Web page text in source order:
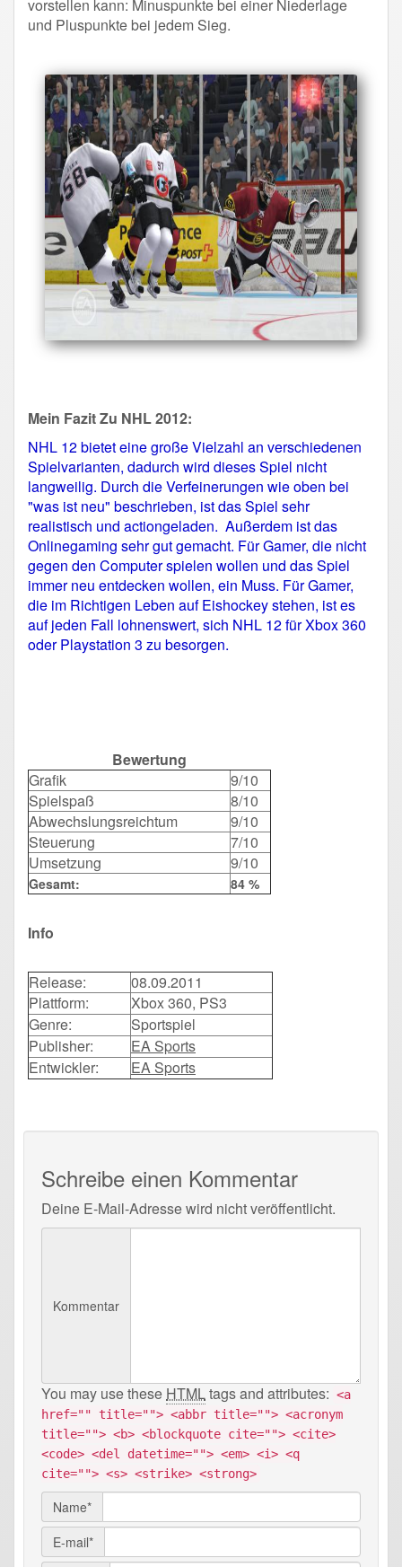
vorstellen kann: Minuspunkte bei einer Niederlage
und Pluspunkte bei jedem Sieg.
Mein Fazit Zu NHL 2012:
NHL 12 bietet eine große Vielzahl an verschiedenen
Spielvarianten, dadurch wird dieses Spiel nicht
langweilig. Durch die Verfeinerungen wie oben bei
"was ist neu" beschrieben, ist das Spiel sehr
realistisch und actiongeladen. Außerdem ist das
Onlinegaming sehr gut gemacht. Für Gamer, die nicht
gegen den Computer spielen wollen und das Spiel
immer neu entdecken wollen, ein Muss. Für Gamer,
die im Richtigen Leben auf Eishockey stehen, ist es
auf jeden Fall lohnenswert, sich NHL 12 für Xbox 360
oder Playstation 3 zu besorgen.
Bewertung
Grafik
9/10
Spielspaß
8/10
Abwechslungsreichtum
9/10
Steuerung
7/10
Umsetzung
9/10
Gesamt: 84 %
Info
Release:
08.09.2011
Plattform:
Xbox 360, PS3
Genre:
Sportspiel
Publisher:
EA Sports
Entwickler:
EA Sports
Schreibe einen Kommentar
Deine E-Mail-Adresse wird nicht veröffentlicht.
Kommentar
You may use these HTMLtags and attributes: <a
href="" title=""> <abbr title=""> <acronym
title=""> <b> <blockquote cite=""> <cite>
<code> <del datetime=""> <em> <i> <q
cite=""> <s> <strike> <strong>
Name*
E-mail*